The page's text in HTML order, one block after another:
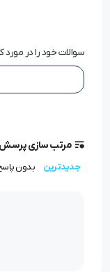
سرعت بالا و یا
چرخ الیک سان سیر
دیگر قابلیت های
سیستم محافظت
سوالات خود را در مورد
مرتب سازی پرسش
جدیدترین بدون